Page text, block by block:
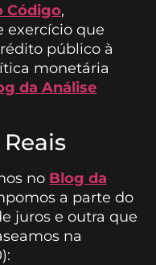
Código,
exercício que
público à
monetária
da Análise
no Blog da
a parte do
juros e outra que
na